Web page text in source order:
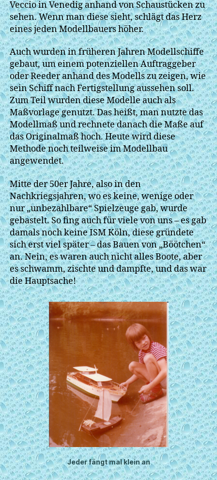
Veccio in Venedig anhand von Schaustücken zu
sehen. Wenn man diese sieht, schlägt das Herz
eines jeden Modellbauers höher.
Auch wurden in früheren Jahren Modellschiffe
gebaut, um einem potenziellen Auftraggeber
oder Reeder anhand des Modells zu zeigen, wie
sein Schiff nach Fertigstellung aussehen soll.
Zum Teil wurden diese Modelle auch als
Maßvorlage genutzt. Das heißt, man nutzte das
Modellmaß und rechnete danach die Maße auf
das Originalmaß hoch. Heute wird diese
Methode noch teilweise im Modellbau
angewendet.
Mitte der 50er Jahre, also in den
Nachkriegsjahren, wo es keine, wenige oder
nur „unbezahlbare“ Spielzeuge gab, wurde
gebastelt. So fing auch für viele von uns – es gab
damals noch keine ISM Köln, diese gründete
sich erst viel später – das Bauen von „Böötchen“
an. Nein, es waren auch nicht alles Boote, aber
es schwamm, zischte und dampfte, und das war
die Hauptsache!
Jeder fängt mal klein an